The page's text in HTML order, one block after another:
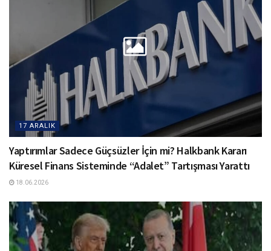
17 ARALIK
Yaptırımlar Sadece Güçsüzler İçin mi? Halkbank Kararı
Küresel Finans Sisteminde “Adalet” Tartışması Yarattı
18.06.2026